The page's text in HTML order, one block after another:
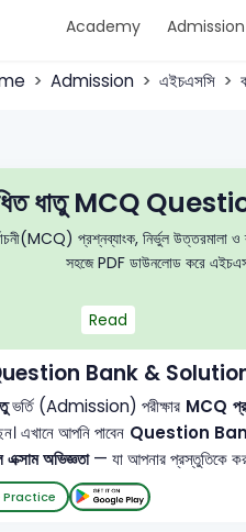
Academy Admission
Admission এইচএসসি
ধাতু MCQ
প্রশ্নব্যাংক, নির্ভুল উত্তরমালা ও
সহজে PDF ডাউনলোড করে
Read
Question Bank &
ভর্তি (Admission) পরীক্ষার MCQ
এখানে আপনি পাবেন Question
অভিজ্ঞতা— যা আপনার প্রস্তুতিকে
Practice